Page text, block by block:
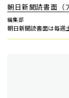
朝日新聞読書面（
編集部
朝日新聞読書面は毎週